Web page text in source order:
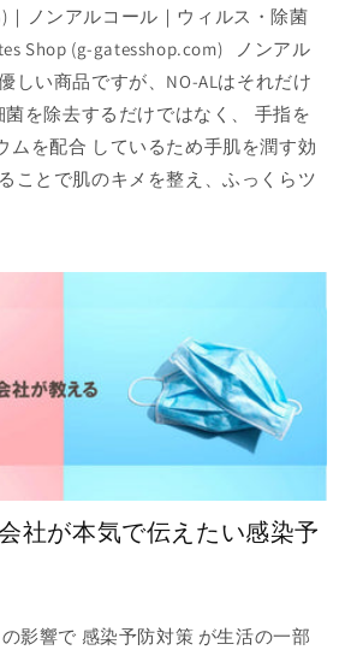
)｜ノンアルコール｜ウィルス・除菌
Shop (g-gatesshop.com) ノンアル
しい商品ですが、NO-ALはそれだけ
を除去するだけではなく、 手指を
ムを配合 しているため手肌を潤す効
ことで肌のキメを整え、ふっくらツ
社が本気で伝えたい感染予
影響で 感染予防対策 が生活の一部